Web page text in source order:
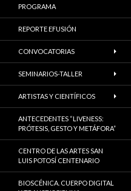
PROGRAMA
REPORTE EFUSIÓN
CONVOCATORIAS
SEMINARIOS-TALLER
ARTISTAS Y CIENTÍFICOS
ANTECEDENTES “LIVENESS:
PRÓTESIS, GESTO Y METÁFORA”
CENTRO DE LAS ARTES SAN
LUIS POTOSÍ CENTENARIO
BIOSCÉNICA. CUERPO DIGITAL